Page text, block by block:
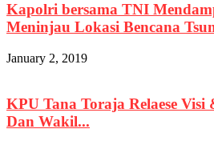
Kapolri bersama TNI
Meninjau Lokasi Bencana
January 2, 2019
KPU Tana Toraja Relaese
Dan Wakil...